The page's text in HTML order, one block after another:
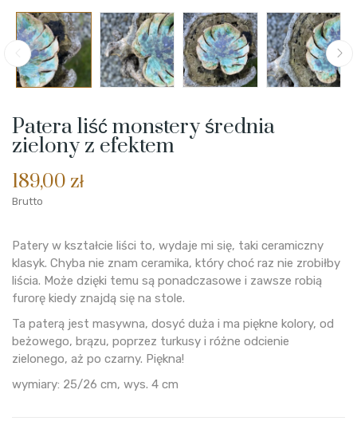
Patera liść monstery średnia
zielony z efektem
189,00 zł
Brutto
Patery w kształcie liści to, wydaje mi się, taki ceramiczny
klasyk. Chyba nie znam ceramika, który choć raz nie zrobiłby
liścia. Może dzięki temu są ponadczasowe i zawsze robią
furorę kiedy znajdą się na stole.
Ta paterą jest masywna, dosyć duża i ma piękne kolory, od
beżowego, brązu, poprzez turkusy i różne odcienie
zielonego, aż po czarny. Piękna!
wymiary: 25/26 cm, wys. 4 cm